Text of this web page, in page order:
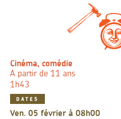
Cinéma, comédie
A partir de 11 ans
1h43
DATES
ven. 05 février à 08h00